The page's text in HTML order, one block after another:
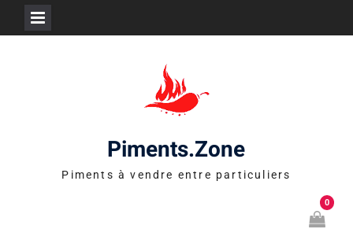
Piments.Zone
Piments à vendre entre particuliers
0